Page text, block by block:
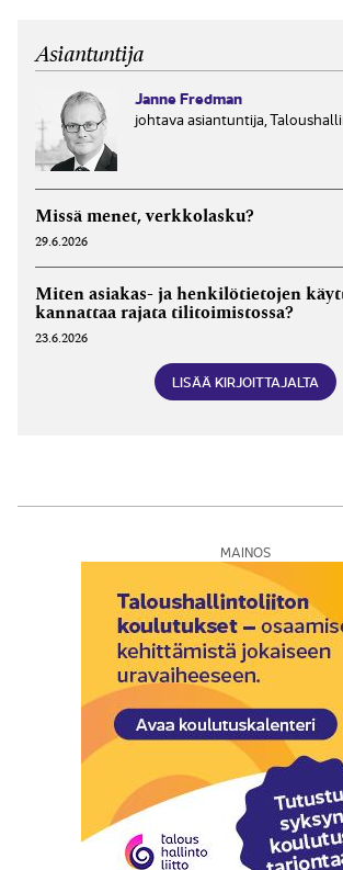
nykyisiä ketteriä...
Asiantuntija
Janne Fredman
johtava asiantuntija,
Missä menet, verkkolasku?
29.6.2026
Miten asiakas- ja henkilötietojen
kannattaa rajata tilitoimistossa?
23.6.2026
LISÄÄ KIRJOITTAJALTA
MAINOS